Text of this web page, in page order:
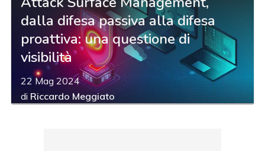
dalla difesa passiva alla difesa
proattiva: una questione di
visibilità
22 Mag 2024
di Riccardo Meggiato